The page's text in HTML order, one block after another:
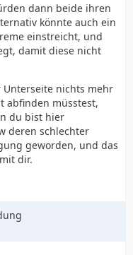
dann beide ihren
könnte auch ein
einstreicht, und
damit diese nicht
Unterseite nichts mehr
abfinden müsstest,
du bist hier
deren schlechter
geworden, und das
dir.